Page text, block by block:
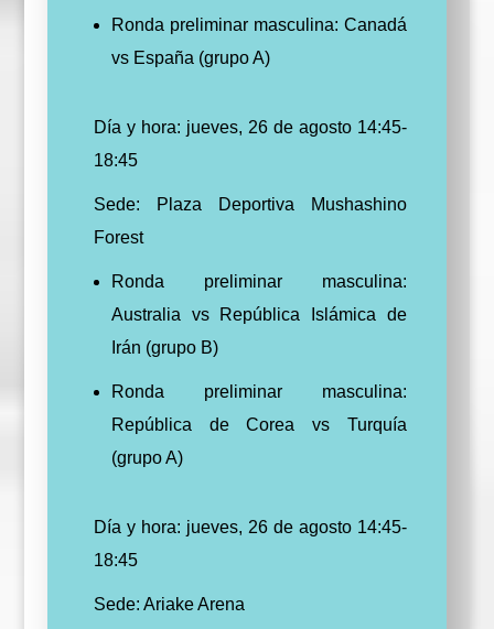
Ronda preliminar masculina: Canadá
vs España (grupo A)
Día y hora: jueves, 26 de agosto 14:45-
18:45
Sede: Plaza Deportiva Mushashino
Forest
Ronda preliminar masculina:
Australia vs República Islámica de
Irán (grupo B)
Ronda preliminar masculina:
República de Corea vs Turquía
(grupo A)
Día y hora: jueves, 26 de agosto 14:45-
18:45
Sede: Ariake Arena